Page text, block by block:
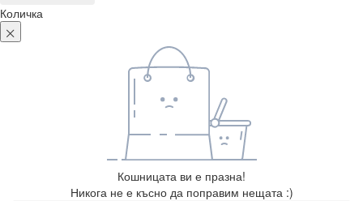
Количка
Кошницата ви е празна!
Никога не е късно да поправим нещата :)